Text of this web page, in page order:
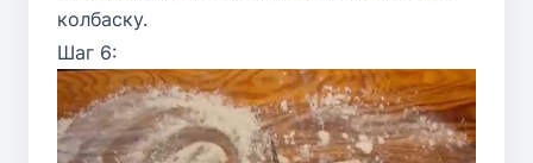
колбаску.
Шаг 6: